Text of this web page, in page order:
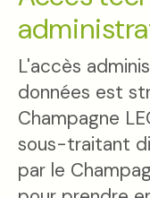
L'accès
données est
Champagne
sous-traitant
par le